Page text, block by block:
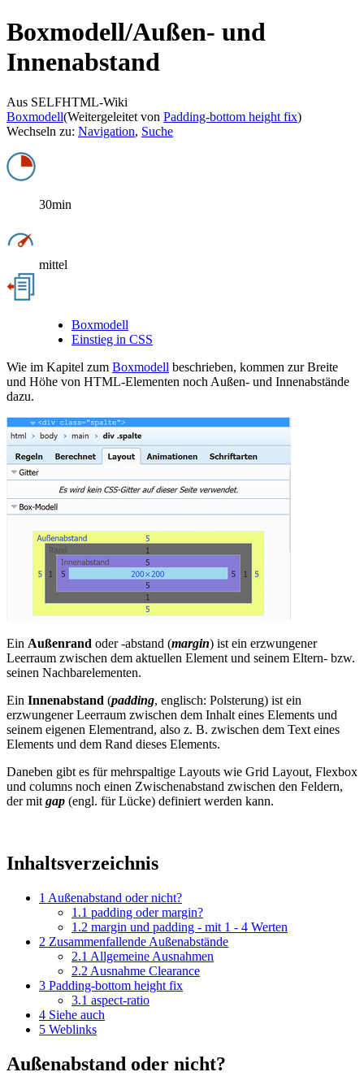
Boxmodell/Außen- und
Innenabstand
Aus SELFHTML-Wiki
Boxmodell(Weitergeleitet von Padding-bottom height fix)
Wechseln zu: Navigation, Suche
30min
mittel
Boxmodell
Einstieg in CSS
Wie im Kapitel zum Boxmodell beschrieben, kommen zur Breite
und Höhe von HTML-Elementen noch Außen- und Innenabstände
dazu.
Ein Außenrand oder -abstand (margin) ist ein erzwungener
Leerraum zwischen dem aktuellen Element und seinem Eltern- bzw.
seinen Nachbarelementen.
Ein Innenabstand (padding, englisch: Polsterung) ist ein
erzwungener Leerraum zwischen dem Inhalt eines Elements und
seinem eigenen Elementrand, also z. B. zwischen dem Text eines
Elements und dem Rand dieses Elements.
Daneben gibt es für mehrspaltige Layouts wie Grid Layout, Flexbox
und columns noch einen Zwischenabstand zwischen den Feldern,
der mit gap (engl. für Lücke) definiert werden kann.
Inhaltsverzeichnis
1 Außenabstand oder nicht?
1.1 padding oder margin?
1.2 margin und padding - mit 1 - 4 Werten
2 Zusammenfallende Außenabstände
2.1 Allgemeine Ausnahmen
2.2 Ausnahme Clearance
3 Padding-bottom height fix
3.1 aspect-ratio
4 Siehe auch
5 Weblinks
Außenabstand oder nicht?